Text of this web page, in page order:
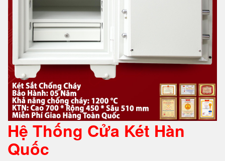
Hệ Thống Cửa Két Hàn
Quốc